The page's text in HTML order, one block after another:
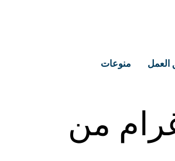
العمل منوعات
من